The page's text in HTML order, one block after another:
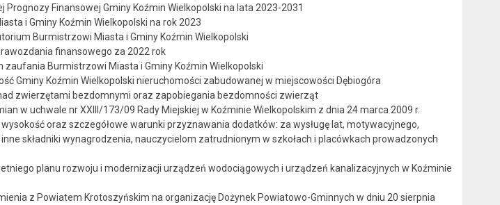
Prognozy Finansowej Gminy Koźmin Wielkopolski na lata 2023-2031
i Gminy Koźmin Wielkopolski na rok 2023
Burmistrzowi Miasta i Gminy Koźmin Wielkopolski
finansowego za 2022 rok
Burmistrzowi Miasta i Gminy Koźmin Wielkopolski
Gminy Koźmin Wielkopolski nieruchomości zabudowanej w miejscowości Dębiogóra
zwierzętami bezdomnymi oraz zapobiegania bezdomności zwierząt
w uchwale nr XXIII/173/09 Rady Miejskiej w Koźminie Wielkopolskim z dnia 24 marca 2009 r.
oraz szczegółowe warunki przyznawania dodatków: za wysługę lat, motywacyjnego,
składniki wynagrodzenia, nauczycielom zatrudnionym w szkołach i placówkach prowadzonych
planu rozwoju i modernizacji urządzeń wodociągowych i urządzeń kanalizacyjnych w Koźminie
z Powiatem Krotoszyńskim na organizację Dożynek Powiatowo-Gminnych w dniu 20 sierpnia